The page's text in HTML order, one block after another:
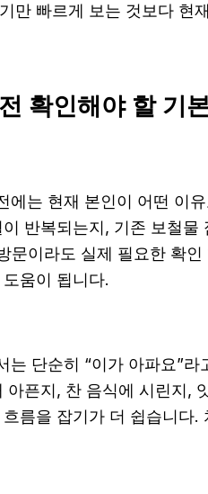
만 빠르게 보는 것보다 현
확인해야 할 기
에는 현재 본인이 어떤 이
반복되는지, 기존 보철
문이라도 실제 필요한 확
움이 됩니다.
는 단순히 “이가 아파요”
아픈지, 찬 음식에 시린지,
름을 잡기가 더 쉽습니다